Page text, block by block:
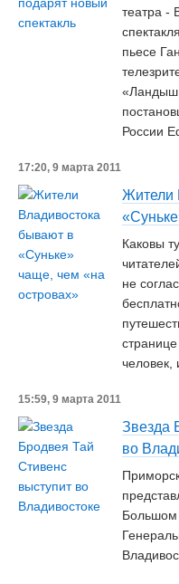
театра -
пьесе
«Ландыш
России
17:20, 9 марта 2011
Жители
Каковы
не
человек,
15:59, 9 марта 2011
Звезда
во
Большом